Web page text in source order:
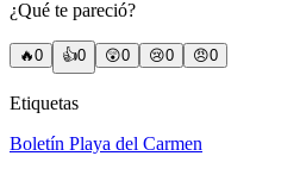
¿Qué te pareció?
🔥0 👍0 😲0 😢0 😠0
Etiquetas
Boletín Playa del Carmen